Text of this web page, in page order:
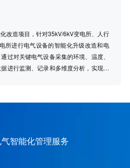
改造项目，针对35kV/6kV变电所、人行
所进行电气设备的智能化升级改造和电
过对关键电气设备采集的环境、温度、
进行监测、记录和多维度分析，实现电
智能化管理服务